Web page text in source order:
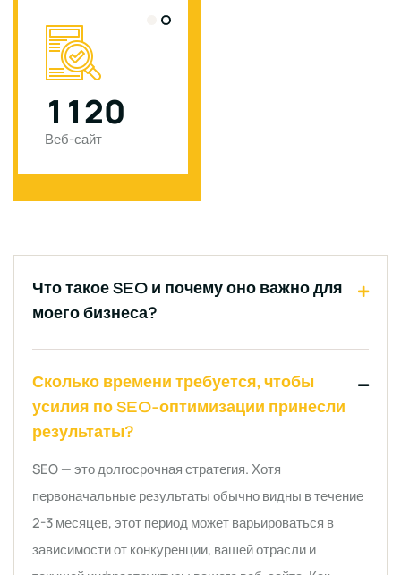
1 120
Веб-сайт
Что такое SEO и почему оно важно для
моего бизнеса?
Сколько времени требуется, чтобы
усилия по SEO-оптимизации принесли
результаты?
SEO — это долгосрочная стратегия. Хотя
первоначальные результаты обычно видны в течение
2-3 месяцев, этот период может варьироваться в
зависимости от конкуренции, вашей отрасли и